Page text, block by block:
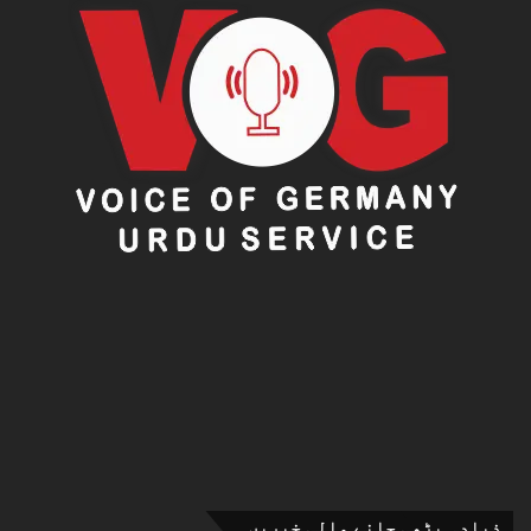
بھی مرتب ہوں گے۔
انہوں نے اعلان کیا کہ پٹرولیم مصنوعات کی قیمتوں کا
جائزہ مکمل ہونے کے بعد آج ہی ان میں نمایاں کمی کا
اعلان کیا جائے گا تاکہ اس کے ثمرات براہ راست عوام تک
پہنچ سکیں۔